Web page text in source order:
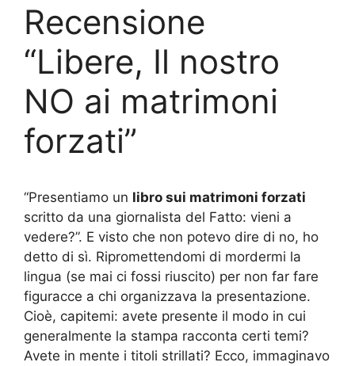
Recensione
“Libere, Il nostro
NO ai matrimoni
forzati”
“Presentiamo un libro sui matrimoni forzati
scritto da una giornalista del Fatto: vieni a
vedere?”. E visto che non potevo dire di no, ho
detto di sì. Ripromettendomi di mordermi la
lingua (se mai ci fossi riuscito) per non far fare
figuracce a chi organizzava la presentazione.
Cioè, capitemi: avete presente il modo in cui
generalmente la stampa racconta certi temi?
Avete in mente i titoli strillati? Ecco, immaginavo